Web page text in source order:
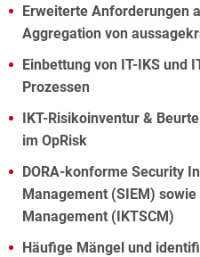
Erweiterte Anforderungen
Aggregation von
Einbettung von IT-IKS und
Prozessen
IKT-Risikoinventur &
im OpRisk
DORA-konforme Security
Management (SIEM)
Management (IKTSCM)
Häufige Mängel und